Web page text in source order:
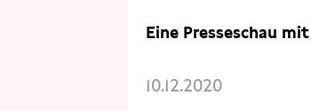
Eine Presseschau
10.12.2020